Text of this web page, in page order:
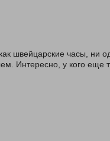
швейцарские часы, ни
Интересно, у кого еще